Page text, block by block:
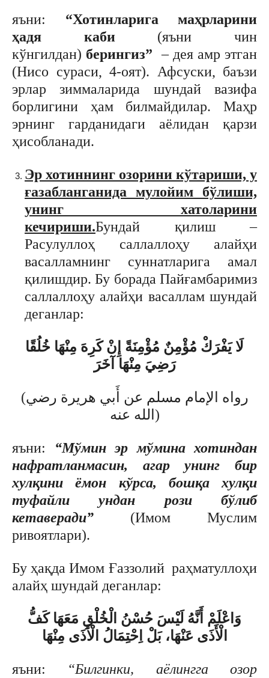
яъни: “Хотинларига маҳрларини
ҳадя каби (яъни чин
кўнгилдан) берингиз” – дея амр этган
(Нисо сураси, 4-оят). Афсуски, баъзи
эрлар зиммаларида шундай вазифа
борлигини ҳам билмайдилар. Маҳр
эрнинг гарданидаги аёлидан қарзи
ҳисобланади.
Эр хотиннинг озорини кўтариши, у
ғазабланганида мулойим бўлиши,
унинг хатоларини
кечириши.Бундай қилиш –
Расулуллоҳ саллаллоҳу алайҳи
васалламнинг суннатларига амал
қилишдир. Бу борада Пайғамбаримиз
саллаллоҳу алайҳи васаллам шундай
деганлар:
لَا يَفْرَكْ مُؤْمِنٌ مُؤْمِنَةً إِنْ كَرِهَ مِنْهَا خُلُقًا
رَضِيَ مِنْهَا آخَرَ
(رواه الإمام مسلم عن أَبي هريرة رضي
الله عنه)
яъни: “Мўмин эр мўмина хотиндан
нафратланмасин, агар унинг бир
хулқини ёмон кўрса, бошқа хулқи
туфайли ундан рози бўлиб
кетаверади” (Имом Муслим
ривоятлари).
Бу ҳақда Имом Ғаззолий раҳматуллоҳи
алайҳ шундай деганлар:
وَاعْلَمْ أَنَّهُ لَيْسَ حُسْنُ الْخُلْقِ مَعَهَا كَفُّ
الْأَذَى عَنْهَا، بَلْ اِحْتِمَالُ الْأَذَى مِنْهَا
яъни:
“Билгинки, аёлингга озор